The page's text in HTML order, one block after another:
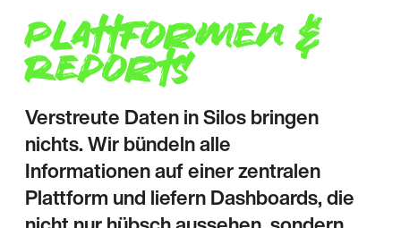
Plattformen &
Reports
Verstreute Daten in Silos bringen
nichts. Wir bündeln alle
Informationen auf einer zentralen
Plattform und liefern Dashboards, die